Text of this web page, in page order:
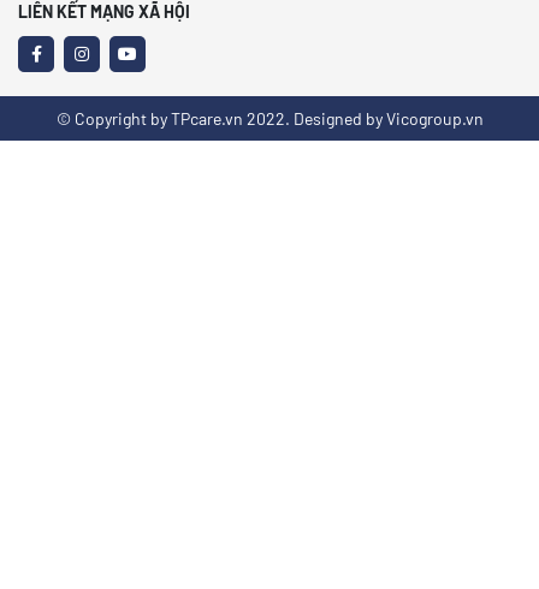
LIÊN KẾT MẠNG XÃ HỘI
© Copyright by TPcare.vn 2022. Designed by Vicogroup.vn